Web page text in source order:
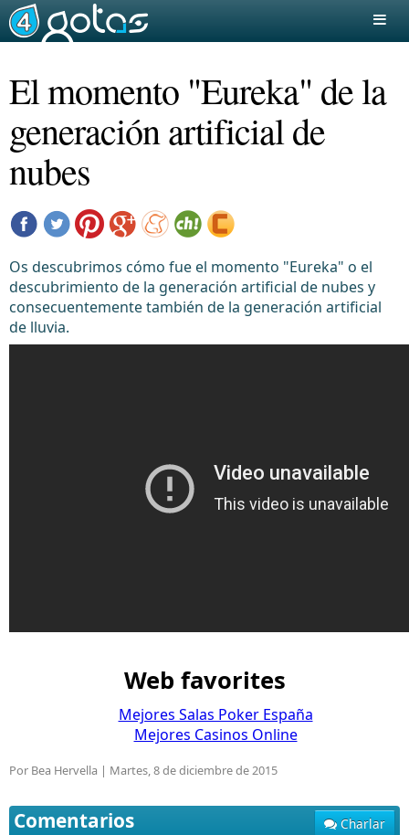
El momento "Eureka" de la
generación artificial de
nubes
Os descubrimos cómo fue el momento "Eureka" o el
descubrimiento de la generación artificial de nubes y
consecuentemente también de la generación artificial
de lluvia.
Web favorites
Mejores Salas Poker España
Mejores Casinos Online
Por Bea Hervella | Martes, 8 de diciembre de 2015
Comentarios Charlar